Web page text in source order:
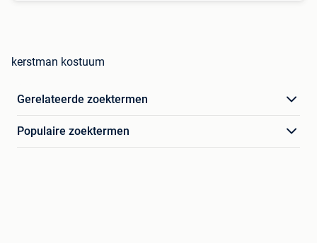
kerstman kostuum
Gerelateerde zoektermen
Populaire zoektermen